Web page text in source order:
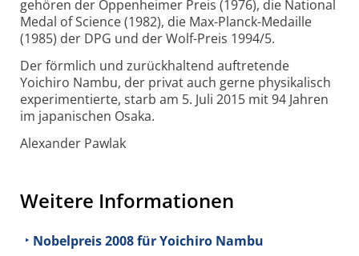
gehören der Oppenheimer Preis (1976), die National
Medal of Science (1982), die Max-Planck-Medaille
(1985) der DPG und der Wolf-Preis 1994/5.
Der förmlich und zurückhaltend auftretende
Yoichiro Nambu, der privat auch gerne physikalisch
experimentierte, starb am 5. Juli 2015 mit 94 Jahren
im japanischen Osaka.
Alexander Pawlak
Weitere Informationen
Nobelpreis 2008 für Yoichiro Nambu